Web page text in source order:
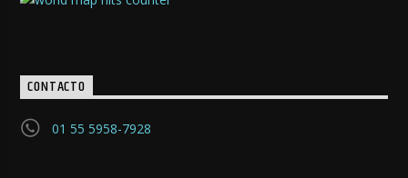
CONTACTO
01 55 5958-7928